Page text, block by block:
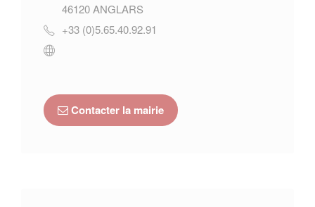
46120 ANGLARS
+33 (0)5.65.40.92.91
Contacter la mairie